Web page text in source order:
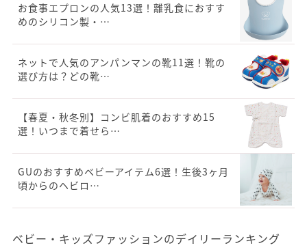
お食事エプロンの人気13選！離乳食におすす
めのシリコン製・…
ネットで人気のアンパンマンの靴11選！靴の
選び方は？どの靴…
【春夏・秋冬別】コンビ肌着のおすすめ15
選！いつまで着せら…
GUのおすすめベビーアイテム6選！生後3ヶ月
頃からのヘビロ…
ベビー・キッズファッションのデイリーランキング